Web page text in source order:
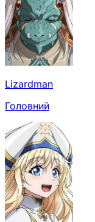
Lizardman
Головний